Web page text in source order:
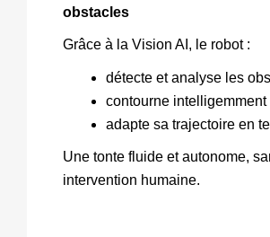
obstacles
Grâce à la Vision AI, le robot :
détecte et analyse les
contourne
adapte sa trajectoire en
Une tonte fluide et autonome,
intervention humaine.